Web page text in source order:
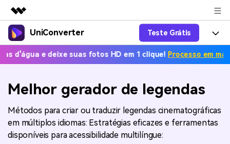
Produtos em destaque
Criatividade digital com IA generativa
Negócios
Soluções
Sobre nós
Sala de imprensa
Loja
UniConverter Teste Grátis
Productos
UniConverter para Mac
Características
Converter de voz em texto
Converta com precisão fala em
texto para áudio e vídeo.
Ferramentas Online
Soluções
e deixe suas fotos HD em 1 clique!Processo em massa
Melhor gerador de legendas
Métodos para criar ou traduzir legendas cinematográficas
em múltiplos idiomas: Estratégias eficazes e ferramentas
disponíveis para acessibilidade multilíngue: